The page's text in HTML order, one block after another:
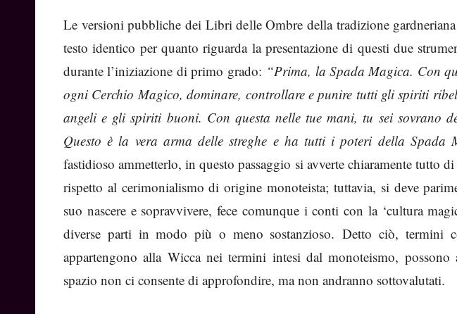
Le versioni pubbliche dei Libri delle Ombre della tradizione
testo identico per quanto riguarda la presentazione di questi due
durante l’iniziazione di primo grado: “Prima, la Spada Magica. Con
ogni Cerchio Magico, dominare, controllare e punire tutti gli spiriti
angeli e gli spiriti buoni. Con questa nelle tue mani, tu sei sovrano
Questo è la vera arma delle streghe e ha tutti i poteri della Spada
fastidioso ammetterlo, in questo passaggio si avverte chiaramente tutto
rispetto al cerimonialismo di origine monoteista; tuttavia, si deve
suo nascere e sopravvivere, fece comunque i conti con la ‘cultura
diverse parti in modo più o meno sostanzioso. Detto ciò, termini
appartengono alla Wicca nei termini intesi dal monoteismo, possono
spazio non ci consente di approfondire, ma non andranno sottovalutati.